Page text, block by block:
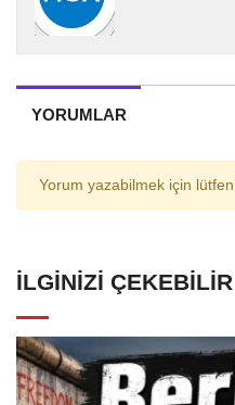
YORUMLAR
Yorum yazabilmek için lütfen
İLGINIZI ÇEKEBILIR